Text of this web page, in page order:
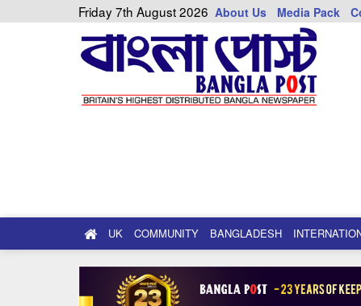
Friday 7th August 2026 About Us Media Pack
UK COMMUNITY BANGLADESH